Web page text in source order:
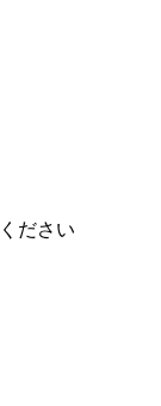
ください